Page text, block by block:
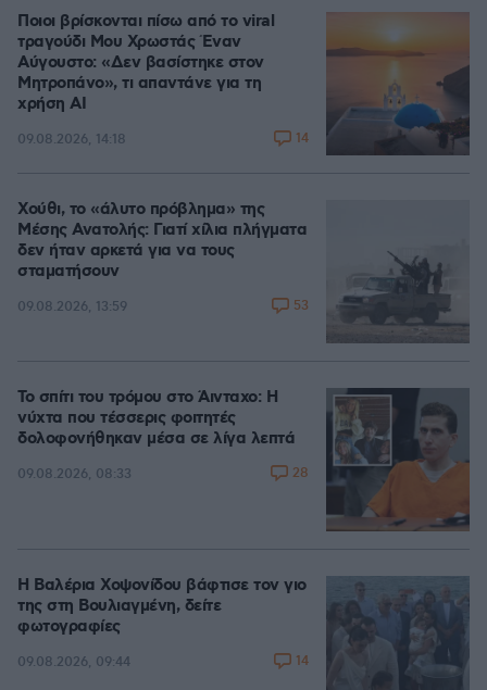
Ποιοι βρίσκονται πίσω από το viral
τραγούδι Μου Χρωστάς Έναν
Αύγουστο: «Δεν βασίστηκε στον
Μητροπάνο», τι απαντάνε για τη
χρήση AI
09.08.2026, 14:18 14
Χούθι, το «άλυτο πρόβλημα» της
Μέσης Ανατολής: Γιατί χίλια πλήγματα
δεν ήταν αρκετά για να τους
σταματήσουν
09.08.2026, 13:59 53
Το σπίτι του τρόμου στο Άινταχο: Η
νύχτα που τέσσερις φοιτητές
δολοφονήθηκαν μέσα σε λίγα λεπτά
09.08.2026, 08:33 28
Η Βαλέρια Χοψονίδου βάφτισε τον γιο
της στη Βουλιαγμένη, δείτε
φωτογραφίες
09.08.2026, 09:44 14